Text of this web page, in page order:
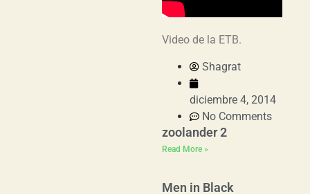
Video de la ETB.
Shagrat
diciembre 4, 2014
No Comments
zoolander 2
Read More »
Men in Black